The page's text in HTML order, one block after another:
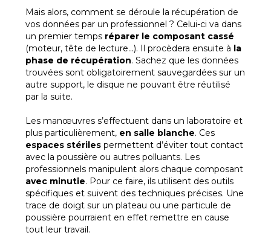
Mais alors, comment se déroule la récupération de
vos données par un professionnel ? Celui-ci va dans
un premier temps réparer le composant cassé
(moteur, tête de lecture…). Il procèdera ensuite à la
phase de récupération. Sachez que les données
trouvées sont obligatoirement sauvegardées sur un
autre support, le disque ne pouvant être réutilisé
par la suite.
Les manœuvres s’effectuent dans un laboratoire et
plus particulièrement, en salle blanche. Ces
espaces stériles permettent d’éviter tout contact
avec la poussière ou autres polluants. Les
professionnels manipulent alors chaque composant
avec minutie. Pour ce faire, ils utilisent des outils
spécifiques et suivent des techniques précises. Une
trace de doigt sur un plateau ou une particule de
poussière pourraient en effet remettre en cause
tout leur travail.